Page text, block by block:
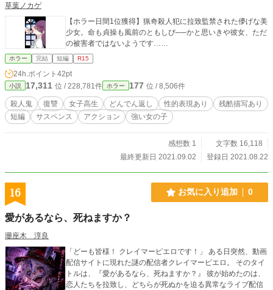
草葉ノカゲ
【ホラー日間1位獲得】猟奇殺人犯に拉致監禁された儚げな美
少女。命も貞操も風前のともしび──かと思いきや彼女、ただ
の被害者ではないようです……
ホラー 完結 短編 R15
24h.ポイント 42pt
小説 17,311 位 / 228,781件 ホラー 177 位 / 8,506件
殺人鬼 復讐 女子高生 どんでん返し 性的表現あり
残酷描写あり
短編
サスペンス アクション 強い女の子
感想数 1
文字数 16,118
最終更新日 2021.09.02
登録日 2021.08.22
16 お気に入り追加 0
愛があるなら、死ねますか？
珊座木 淳良
「どーも皆様！ クレイマーピエロです！」 ある日突然、動画
配信サイトに現れた謎の配信者クレイマーピエロ。 そのタイ
トルは、『愛があるなら、死ねますか？』 彼が始めたのは、
恋人たちを拉致し、どちらが死ぬかを迫る異常なライブ配信